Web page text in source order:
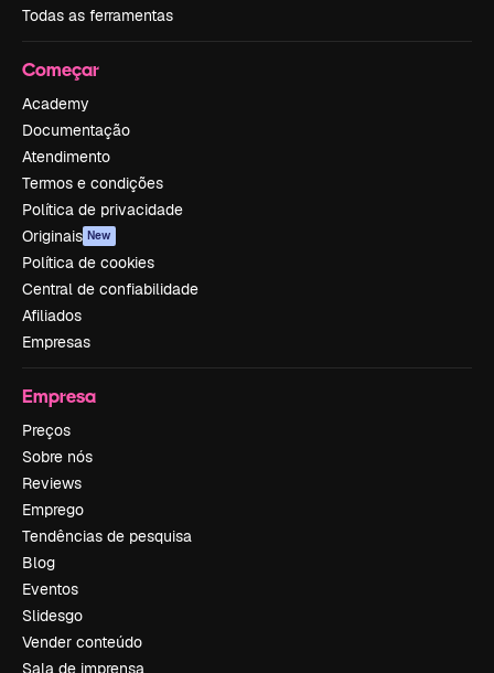
Todas as ferramentas
Começar
Academy
Documentação
Atendimento
Termos e condições
Política de privacidade
Originais New
Política de cookies
Central de confiabilidade
Afiliados
Empresas
Empresa
Preços
Sobre nós
Reviews
Emprego
Tendências de pesquisa
Blog
Eventos
Slidesgo
Vender conteúdo
Sala de imprensa